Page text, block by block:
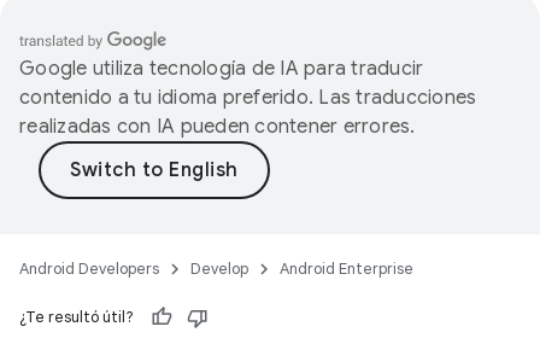
Google utiliza tecnología de IA para traducir
contenido a tu idioma preferido. Las traducciones
realizadas con IA pueden contener errores.
Android Developers Develop Android Enterprise
¿Te resultó útil?